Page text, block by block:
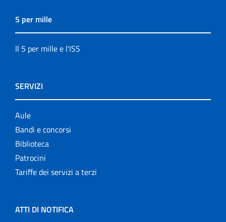
5 per mille
Il 5 per mille e l'ISS
SERVIZI
Aule
Bandi e concorsi
Biblioteca
Patrocini
Tariffe dei servizi a terzi
ATTI DI NOTIFICA